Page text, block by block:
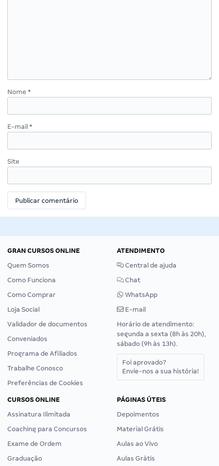
Nome *
E-mail *
Site
GRAN CURSOS ONLINE
Quem Somos
Como Funciona
Como Comprar
Loja Social
Validador de documentos
Conveniados
Programa de Afiliados
Trabalhe Conosco
Preferências de Cookies
ATENDIMENTO
Central de ajuda
Chat
WhatsApp
E-mail
Horário de atendimento:
segunda a sexta (8h às 20h),
sábado (9h às 13h).
Foi aprovado?
Envie-nos a sua história!
CURSOS ONLINE
Assinatura Ilimitada
Coaching para Concursos
Exame de Ordem
Graduação
PÁGINAS ÚTEIS
Depoimentos
Material Grátis
Aulas ao Vivo
Aulas Grátis